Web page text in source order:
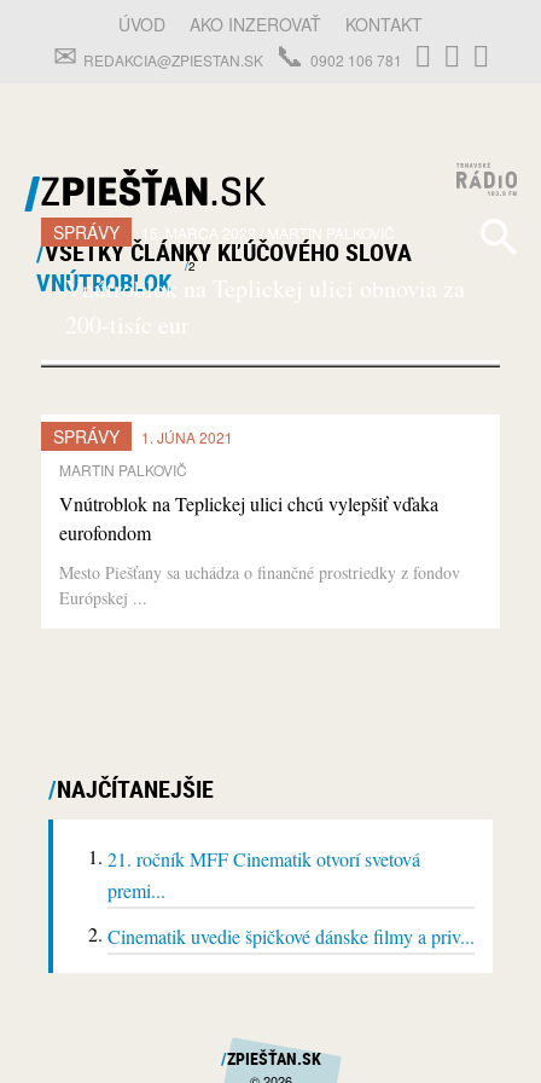
ÚVOD AKO INZEROVAŤ KONTAKT
REDAKCIA@ZPIESTAN.SK 0902 106 781
VŠETKY ČLÁNKY KĽÚČOVÉHO SLOVA
VNÚTROBLOK
2
SPRÁVY 15. MARCA 2022 MARTIN PALKOVIČ
Vnútroblok na Teplickej ulici obnovia za
200-tisíc eur
SPRÁVY
1. JÚNA 2021
MARTIN PALKOVIČ
Vnútroblok na Teplickej ulici chcú vylepšiť vďaka
eurofondom
Mesto Piešťany sa uchádza o finančné prostriedky z fondov
Európskej ...
NAJČÍTANEJŠIE
21. ročník MFF Cinematik otvorí svetová
premi...
Cinematik uvedie špičkové dánske filmy a priv...
ZPIEŠŤAN.SK